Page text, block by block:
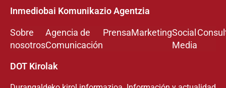
Inmediobai Komunikazio Agentzia
Sobre
nosotros
Agencia de
Comunicación
PrensaMarketingSocial
Media
DOT Kirolak